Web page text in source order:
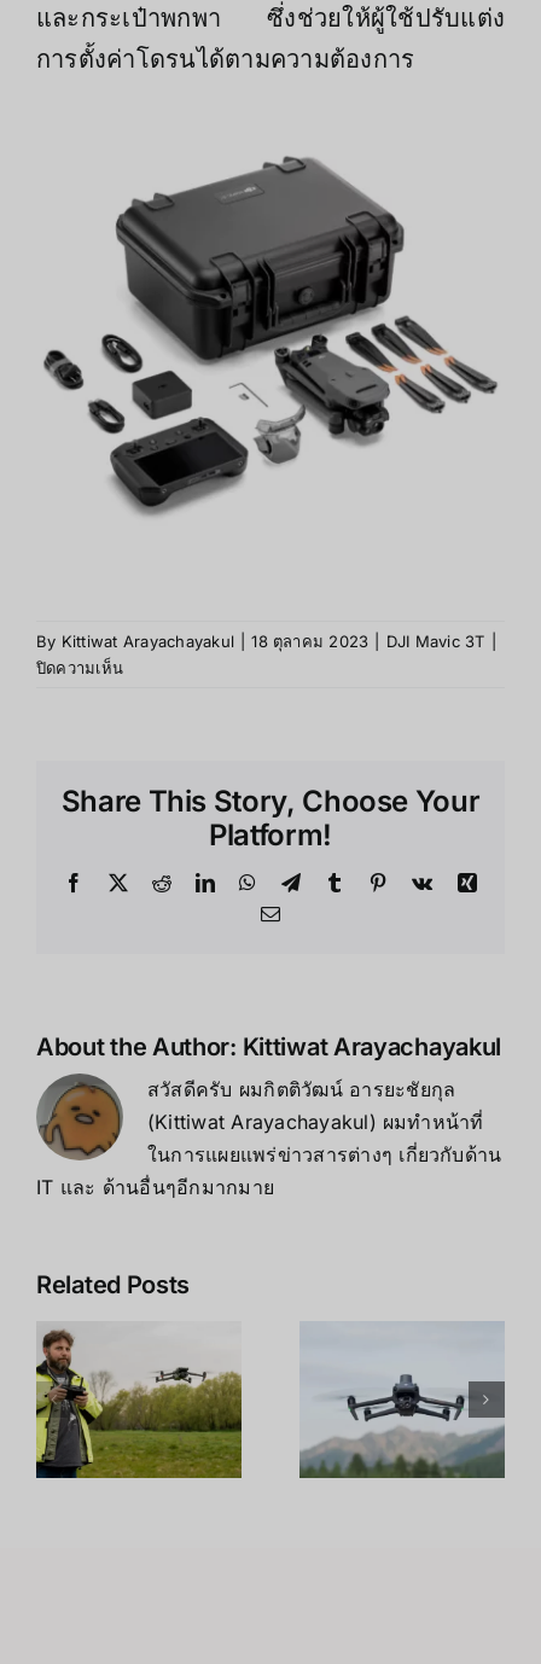
และกระเป๋าพกพา ซึ่งช่วยให้ผู้ใช้ปรับแต่ง
การตั้งค่าโดรนได้ตามความต้องการ
By Kittiwat Arayachayakul 18 ตุลาคม 2023 DJI Mavic 3T
ปิดความเห็นบน
DJI
Share This Story, Choose Your
Platform!
Facebook
X RedditLinkedInWhatsApp
TelegramTumblr Pinterest
Vk
Xing
Email
About the Author: Kittiwat Arayachayakul
สวัสดีครับ ผมกิตติวัฒน์ อารยะชัยกุล
(Kittiwat Arayachayakul) ผมทำหน้าที่
ในการแผยแพร่ข่าวสารต่างๆ เกี่ยวกับด้าน
IT และ ด้านอื่นๆอีกมากมาย
Related Posts
ข้อดีและข้อ
เสีย DJI
Mavic 3T
DJI Mavic
การถ่ายภาพ
ทางอากาศ
และวิดีโอ